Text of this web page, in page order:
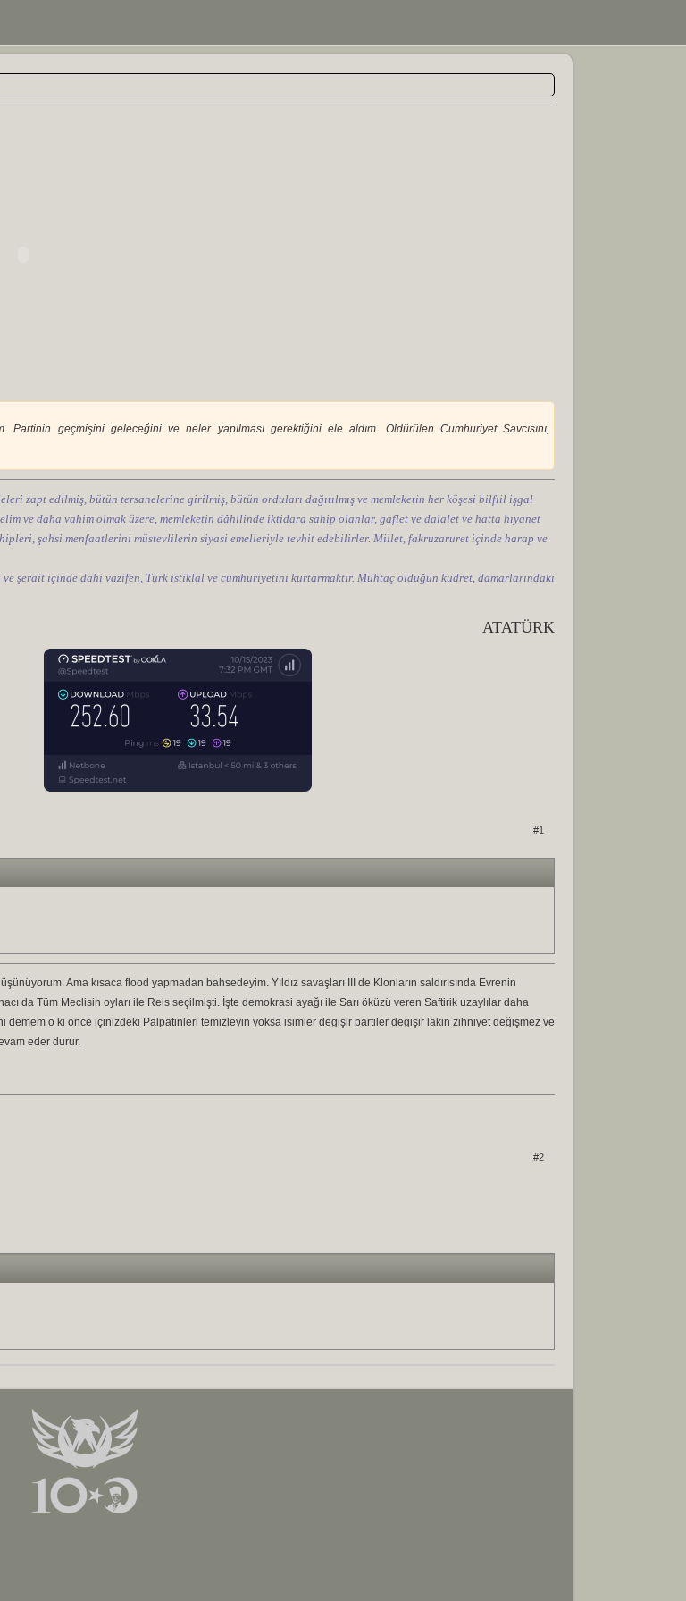
Partinin geçmişini geleceğini ve neler yapılması gerektiğini ele aldım. Öldürülen Cumhuriyet Savcısını,
zapt edilmiş, bütün tersanelerine girilmiş, bütün orduları dağıtılmış ve memleketin her köşesi bilfiil işgal
ve daha vahim olmak üzere, memleketin dâhilinde iktidara sahip olanlar, gaflet ve dalalet ve hatta hıyanet
şahsi menfaatlerini müstevlilerin siyasi emelleriyle tevhit edebilirler. Millet, fakruzaruret içinde harap ve
şerait içinde dahi vazifen, Türk istiklal ve cumhuriyetini kurtarmaktır. Muhtaç olduğun kudret, damarlarındaki
ATATÜRK
#1
Ama kısaca flood yapmadan bahsedeyim. Yıldız savaşları III de Klonların saldırısında Evrenin
da Tüm Meclisin oyları ile Reis seçilmişti. İşte demokrasi ayağı ile Sarı öküzü veren Saftirik uzaylılar daha
demem o ki önce içinizdeki Palpatinleri temizleyin yoksa isimler degişir partiler degişir lakin zihniyet değişmez ve
eder durur.
#2